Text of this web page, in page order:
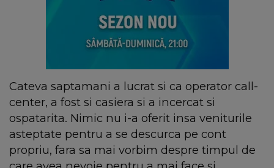
Cateva saptamani a lucrat si ca operator call-
center, a fost si casiera si a incercat si
ospatarita. Nimic nu i-a oferit insa veniturile
asteptate pentru a se descurca pe cont
propriu, fara sa mai vorbim despre timpul de